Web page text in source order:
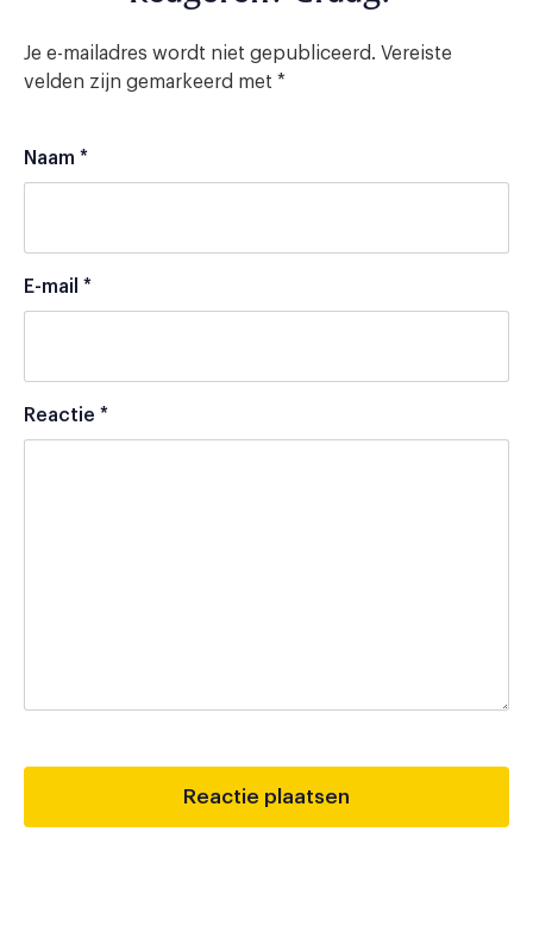
Je e-mailadres wordt niet gepubliceerd. Vereiste
velden zijn gemarkeerd met *
Naam *
E-mail *
Reactie *